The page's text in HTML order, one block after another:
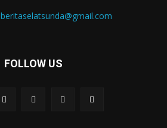
beritaselatsunda@gmail.com
FOLLOW US